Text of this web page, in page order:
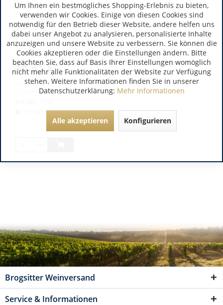
Birkenhof Alte Marille
18,45 €
inkl. MwSt.
0.5 Liter(36,90 € / 1 Liter)
Verfügbar
Brogsitter Weinversand
Service & Informationen
Um Ihnen ein bestmögliches Shopping-Erlebnis zu bieten,
verwenden wir Cookies. Einige von diesen Cookies sind
notwendig für den Betrieb dieser Website, andere helfen uns
dabei unser Angebot zu analysieren, personalisierte Inhalte
anzuzeigen und unsere Website zu verbessern. Sie können die
Cookies akzeptieren oder die Einstellungen ändern. Bitte
beachten Sie, dass auf Basis Ihrer Einstellungen womöglich
nicht mehr alle Funktionalitäten der Website zur Verfügung
stehen. Weitere Informationen finden Sie in unserer
Datenschutzerklärung: Mehr Informationen
Alle akzeptieren Konfigurieren